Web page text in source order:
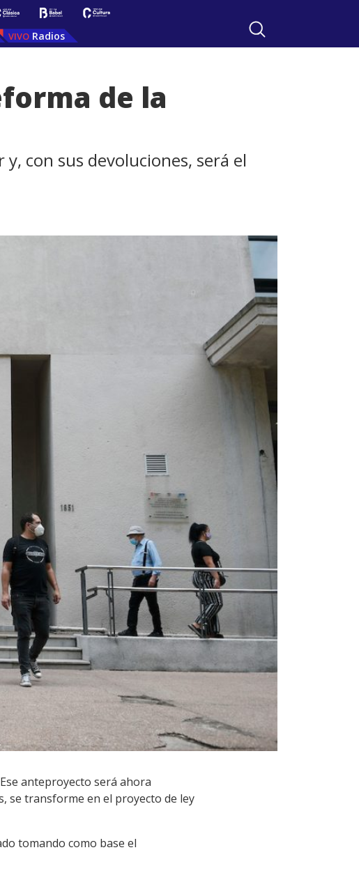
Radios
de la
con sus devoluciones, será el
anteproyecto será ahora
se transforme en el proyecto de ley
tomando como base el